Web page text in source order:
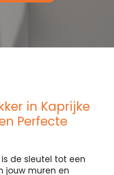
in Kaprijke
Perfecte
de sleutel tot een
jouw muren en